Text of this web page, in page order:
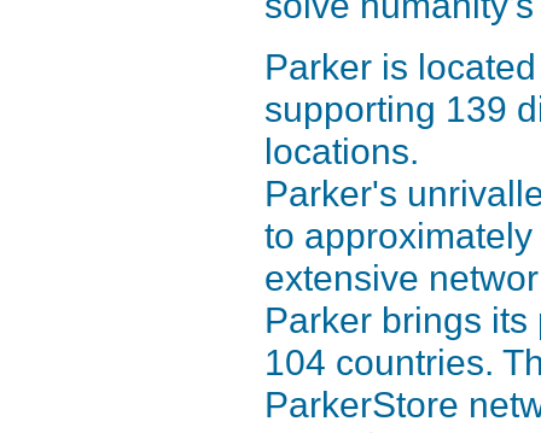
Parker is
supporting 139
locations.
Parker's
to
extensive
Parker brings
104 countries.
ParkerStore